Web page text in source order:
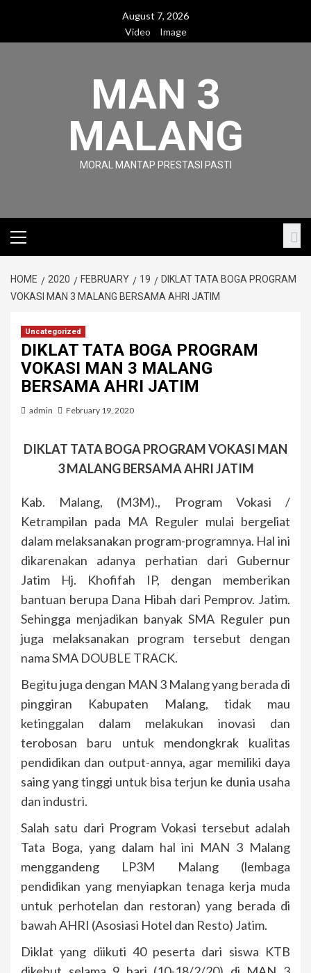
content
August 7, 2026
Video
Image
MAN 3
MALANG
MORAL MANTAP PRESTASI PASTI
Menu
HOME 2020 FEBRUARY 19
DIKLAT TATA BOGA PROGRAM
VOKASI MAN 3 MALANG BERSAMA AHRI JATIM
Uncategorized
DIKLAT TATA BOGA PROGRAM
VOKASI MAN 3 MALANG
BERSAMA AHRI JATIM
admin February 19, 2020
DIKLAT TATA BOGA PROGRAM VOKASI MAN
3 MALANG BERSAMA AHRI JATIM
Kab. Malang, (M3M)., Program Vokasi /
Ketrampilan pada MA Reguler mulai bergeliat
dalam melaksanakan program-programnya. Hal ini
dikarenakan adanya perhatian dari Gubernur
Jatim Hj. Khofifah IP, dengan memberikan
bantuan berupa Dana Hibah dari Pemprov. Jatim.
Sehingga menjadikan banyak SMA Reguler pun
juga melaksanakan program tersebut dengan
nama SMA DOUBLE TRACK.
Begitu juga dengan MAN 3 Malang yang berada di
pinggiran Kabupaten Malang, tidak mau
ketinggalan dalam melakukan inovasi dan
terobosan baru untuk mendongkrak kualitas
pendidikan dan output-annya, agar memiliki daya
saing yang tinggi untuk bisa terjun ke dunia usaha
dan industri.
Salah satu dari Program Vokasi tersebut adalah
Tata Boga, yang dalam hal ini MAN 3 Malang
menggandeng LP3M Malang (lembaga
pendidikan yang menyiapkan tenaga kerja muda
untuk perhotelan dan restoran) yang berada di
bawah AHRI (Asosiasi Hotel dan Resto) Jatim.
Diklat yang diikuti 40 peserta dari siswa KTB